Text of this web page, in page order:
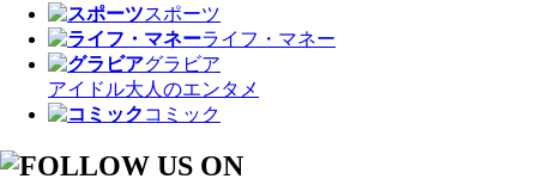
スポーツ
ライフ・マネー
グラビア
アイドル大人のエンタメ
コミック